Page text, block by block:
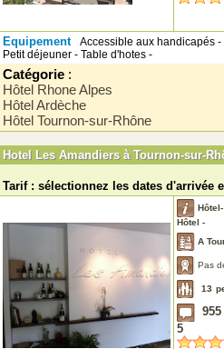
Equipement
Accessible aux handicapés
Petit déjeuner - Table d'hotes -
Catégorie :
Hôtel Rhone Alpes
Hôtel Ardèche
Hôtel Tournon-sur-Rhône
Hotel Les Amandiers à Tournon-sur-
Tarif : sélectionnez les dates d'arrivée
Hôtel-
Hôtel -
A
Pas
13
955
5